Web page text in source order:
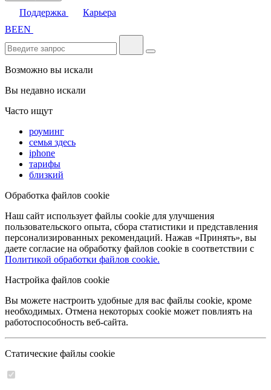
Поддержка
Карьера
BEEN
Возможно вы искали
Вы недавно искали
Часто ищут
роуминг
семья здесь
iphone
тарифы
близкий
Обработка файлов cookie
Наш сайт использует файлы cookie для улучшения
пользовательского опыта, сбора статистики и представления
персонализированных рекомендаций. Нажав «Принять», вы
даете согласие на обработку файлов cookie в соответствии с
Политикой обработки файлов cookie.
Настройка файлов cookie
Вы можете настроить удобные для вас файлы cookie, кроме
необходимых. Отмена некоторых cookie может повлиять на
работоспособность веб-сайта.
Статические файлы cookie